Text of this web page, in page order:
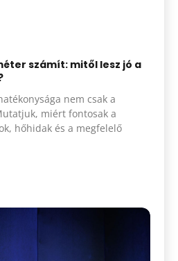
számít: mitől lesz jó a
nem csak a
miért fontosak a
hőhidak és a megfelelő